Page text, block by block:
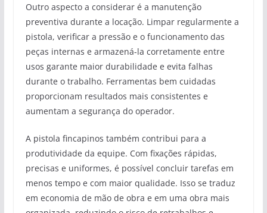
Outro aspecto a considerar é a manutenção
preventiva durante a locação. Limpar regularmente a
pistola, verificar a pressão e o funcionamento das
peças internas e armazená-la corretamente entre
usos garante maior durabilidade e evita falhas
durante o trabalho. Ferramentas bem cuidadas
proporcionam resultados mais consistentes e
aumentam a segurança do operador.
A pistola fincapinos também contribui para a
produtividade da equipe. Com fixações rápidas,
precisas e uniformes, é possível concluir tarefas em
menos tempo e com maior qualidade. Isso se traduz
em economia de mão de obra e em uma obra mais